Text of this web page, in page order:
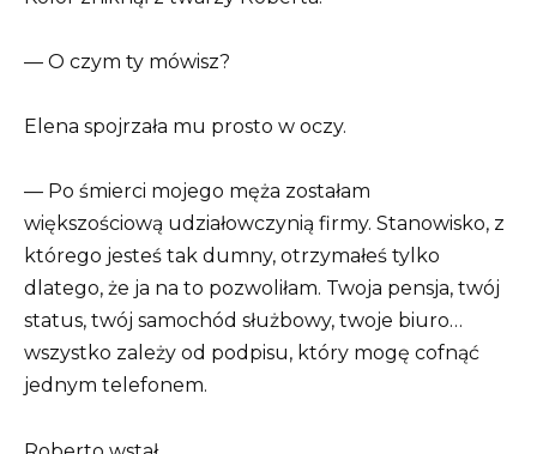
— O czym ty mówisz?
Elena spojrzała mu prosto w oczy.
— Po śmierci mojego męża zostałam
większościową udziałowczynią firmy. Stanowisko, z
którego jesteś tak dumny, otrzymałeś tylko
dlatego, że ja na to pozwoliłam. Twoja pensja, twój
status, twój samochód służbowy, twoje biuro…
wszystko zależy od podpisu, który mogę cofnąć
jednym telefonem.